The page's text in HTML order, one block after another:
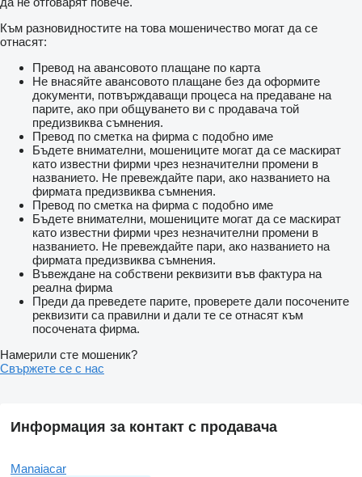
Към разновидностите на това мошеничество могат да се
отнасят:
Превод на авансовото плащане по карта
Не внасяйте авансовото плащане без да оформите
документи, потвърждаващи процеса на предаване на
парите, ако при общуването ви с продавача той
предизвиква съмнения.
Превод по сметка на фирма с подобно име
Бъдете внимателни, мошениците могат да се маскират
като известни фирми чрез незначителни промени в
названието. Не превеждайте пари, ако названието на
фирмата предизвиква съмнения.
Превод по сметка на фирма с подобно име
Бъдете внимателни, мошениците могат да се маскират
като известни фирми чрез незначителни промени в
названието. Не превеждайте пари, ако названието на
фирмата предизвиква съмнения.
Въвеждане на собствени реквизити във фактура на
реална фирма
Преди да преведете парите, проверете дали посочените
реквизити са правилни и дали те се отнасят към
посочената фирма.
Намерили сте мошеник?
Свържете се с нас
Информация за контакт с продавача
Manaiacar